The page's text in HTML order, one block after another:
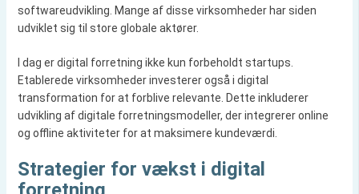
softwareudvikling. Mange af disse virksomheder har siden
udviklet sig til store globale aktører.
I dag er digital forretning ikke kun forbeholdt startups.
Etablerede virksomheder investerer også i digital
transformation for at forblive relevante. Dette inkluderer
udvikling af digitale forretningsmodeller, der integrerer online
og offline aktiviteter for at maksimere kundeværdi.
Strategier for vækst i digital